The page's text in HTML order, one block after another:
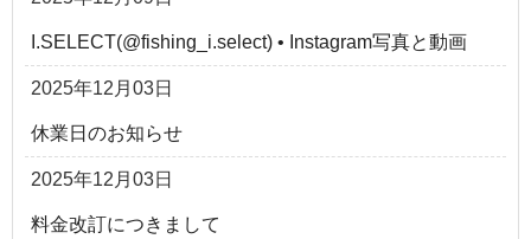
I.SELECT(@fishing_i.select) • Instagram写真と動画
2025年12月03日
休業日のお知らせ
2025年12月03日
料金改訂につきまして